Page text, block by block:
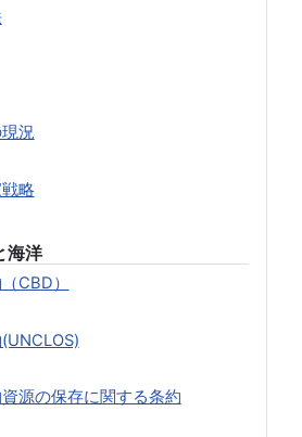
況
略
海洋
CBD）
源の保存に関する条約